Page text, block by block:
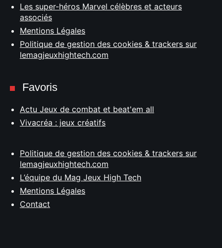
Les super-héros Marvel célèbres et acteurs
associés
Mentions Légales
Politique de gestion des cookies & trackers sur
lemagjeuxhightech.com
Favoris
Actu Jeux de combat et beat'em all
Vivacréa : jeux créatifs
Politique de gestion des cookies & trackers sur
lemagjeuxhightech.com
L’équipe du Mag Jeux High Tech
Mentions Légales
Contact